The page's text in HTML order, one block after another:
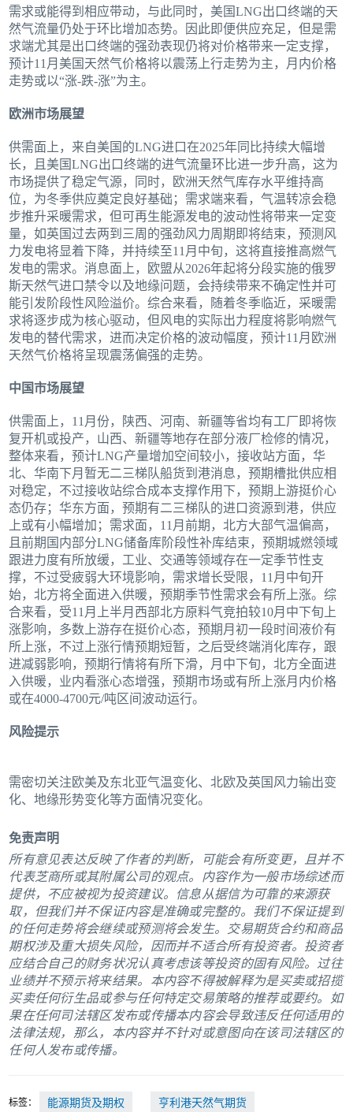
需求或能得到相应带动，与此同时，美国LNG出口终端的天
然气流量仍处于环比增加态势。因此即便供应充足，但是需
求端尤其是出口终端的强劲表现仍将对价格带来一定支撑，
预计11月美国天然气价格将以震荡上行走势为主，月内价格
走势或以“涨-跌-涨”为主。
欧洲市场展望
供需面上，来自美国的LNG进口在2025年同比持续大幅增
长，且美国LNG出口终端的进气流量环比进一步升高，这为
市场提供了稳定气源，同时，欧洲天然气库存水平维持高
位，为冬季供应奠定良好基础；需求端来看，气温转凉会稳
步推升采暖需求，但可再生能源发电的波动性将带来一定变
量，如英国过去两到三周的强劲风力周期即将结束，预测风
力发电将显着下降，并持续至11月中旬，这将直接推高燃气
发电的需求。消息面上，欧盟从2026年起将分段实施的俄罗
斯天然气进口禁令以及地缘问题，会持续带来不确定性并可
能引发阶段性风险溢价。综合来看，随着冬季临近，采暖需
求将逐步成为核心驱动，但风电的实际出力程度将影响燃气
发电的替代需求，进而决定价格的波动幅度，预计11月欧洲
天然气价格将呈现震荡偏强的走势。
中国市场展望
供需面上，11月份，陕西、河南、新疆等省均有工厂即将恢
复开机或投产，山西、新疆等地存在部分液厂检修的情况，
整体来看，预计LNG产量增加空间较小，接收站方面，华
北、华南下月暂无二三梯队船货到港消息，预期槽批供应相
对稳定，不过接收站综合成本支撑作用下，预期上游挺价心
态仍存；华东方面，预期有二三梯队的进口资源到港，供应
上或有小幅增加；需求面，11月前期，北方大部气温偏高，
且前期国内部分LNG储备库阶段性补库结束，预期城燃领域
跟进力度有所放缓，工业、交通等领域存在一定季节性支
撑，不过受疲弱大环境影响，需求增长受限，11月中旬开
始，北方将全面进入供暖，预期季节性需求会有所上涨。综
合来看，受11月上半月西部北方原料气竞拍较10月中下旬上
涨影响，多数上游存在挺价心态，预期月初一段时间液价有
所上涨，不过上涨行情预期短暂，之后受终端消化库存，跟
进减弱影响，预期行情将有所下滑，月中下旬，北方全面进
入供暖，业内看涨心态增强，预期市场或有所上涨月内价格
或在4000-4700元/吨区间波动运行。
风险提示
需密切关注欧美及东北亚气温变化、北欧及英国风力输出变
化、地缘形势变化等方面情况变化。
免责声明
所有意见表达反映了作者的判断，可能会有所变更，且并不
代表芝商所或其附属公司的观点。内容作为一般市场综述而
提供，不应被视为投资建议。信息从据信为可靠的来源获
取，但我们并不保证内容是准确或完整的。我们不保证提到
的任何走势将会继续或预测将会发生。交易期货合约和商品
期权涉及重大损失风险，因而并不适合所有投资者。投资者
应结合自己的财务状况认真考虑该等投资的固有风险。过往
业绩并不预示将来结果。本内容不得被解释为是买卖或招揽
买卖任何衍生品或参与任何特定交易策略的推荐或要约。如
果在任何司法辖区发布或传播本内容会导致违反任何适用的
法律法规，那么，本内容并不针对或意图向在该司法辖区的
任何人发布或传播。
标签： 能源期货及期权 亨利港天然气期货